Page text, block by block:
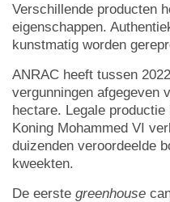
Verschillende producten
eigenschappen.
kunstmatig worden
ANRAC heeft tussen
vergunningen afgegeven
hectare. Legale
Koning Mohammed VI
duizenden veroordeelde
kweekten.
De eerste greenhouse